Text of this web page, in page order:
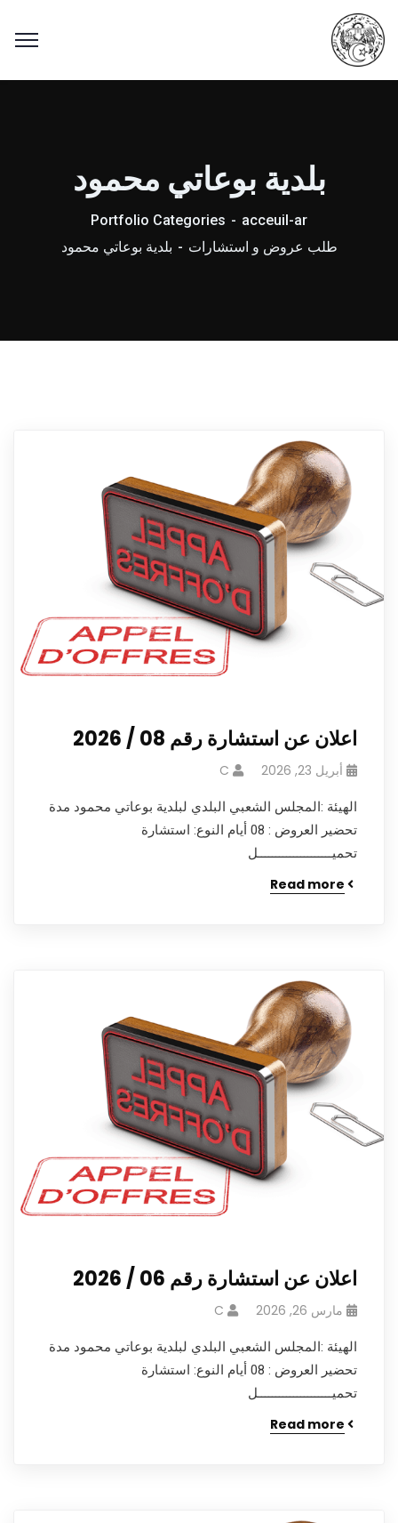
بلدية بوعاتي محمود
acceuil-ar
Portfolio Categories
طلب عروض و استشارات
بلدية بوعاتي محمود
اعلان عن استشارة رقم 08 / 2026
أبريل 23, 2026 C
الهيئة :المجلس الشعبي البلدي لبلدية بوعاتي محمود مدة
تحضير العروض : 08 أيام النوع: استشارة
تحميـــــــــــــــــــــل
Read more
اعلان عن استشارة رقم 06 / 2026
مارس 26, 2026 C
الهيئة :المجلس الشعبي البلدي لبلدية بوعاتي محمود مدة
تحضير العروض : 08 أيام النوع: استشارة
تحميـــــــــــــــــــــل
Read more